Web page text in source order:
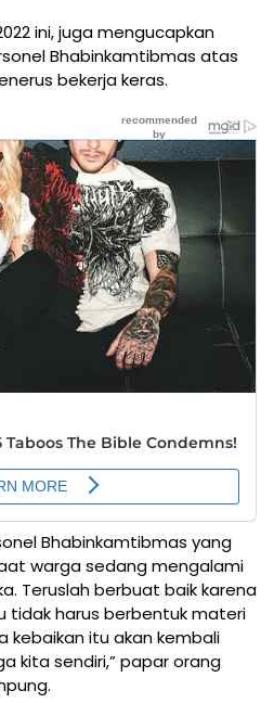
ini, juga mengucapkan
Bhabinkamtibmas atas
bekerja keras.
Bhabinkamtibmas yang
warga sedang mengalami
Teruslah berbuat baik karena
tidak harus berbentuk materi
kebaikan itu akan kembali
kita sendiri,” papar orang